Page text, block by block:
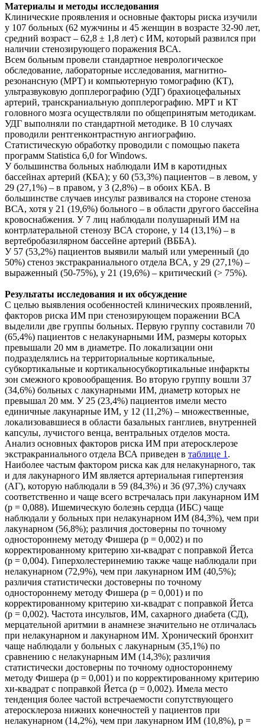
Материалы и методы исследования
Клинические проявления и основные факторы риска изучили
у 107 больных (62 мужчины и 45 женщин в возрасте 32-90 лет,
средний возраст – 62,8 ± 1,8 лет) с ИМ, который развился при
наличии стенозирующего поражения ВСА.
Всем больным провели стандартное неврологическое
обследование, лабораторные исследования, магнитно-
резонансную (МРТ) и компьютерную томографию (КТ),
ультразвуковую допплерографию (УДГ) брахиоцефальных
артерий, транскраниальную допплерографию. МРТ и КТ
головного мозга осуществляли по общепринятым методикам.
УДГ выполняли по стандартной методике. В 10 случаях
проводили рентгенконтрастную ангиографию.
Статистическую обработку проводили с помощью пакета
программ Statistica 6,0 for Windows.
У большинства больных наблюдали ИМ в каротидных
бассейнах артерий (КБА); у 60 (53,3%) пациентов – в левом, у
29 (27,1%) – в правом, у 3 (2,8%) – в обоих КБА. В
большинстве случаев инсульт развивался на стороне стеноза
ВСА, хотя у 21 (19,6%) больного – в области другого бассейна
кровоснабжения. У 7 лиц наблюдали полушарный ИМ на
контрлатеральной стенозу ВСА стороне, у 14 (13,1%) – в
вертебробазилярном бассейне артерий (ВББА).
У 57 (53,2%) пациентов выявили малый или умеренный (до
50%) стеноз экстракраниального отдела ВСА, у 29 (27,1%) –
выраженный (50-75%), у 21 (19,6%) – критический (> 75%).
Результаты исследования и их обсуждение
С целью выявления особенностей клинических проявлений,
факторов риска ИМ при стенозирующем поражении ВСА
выделили две группы больных. Первую группу составили 70
(65,4%) пациентов с нелакунарными ИМ, размеры которых
превышали 20 мм в диаметре. По локализации они
подразделялись на территориальные кортикальные,
субкортикальные и кортикальносубкортикальные инфаркты
зон смежного кровообращения. Во вторую группу вошли 37
(34,6%) больных с лакунарными ИМ, диаметр которых не
превышал 20 мм. У 25 (23,4%) пациентов имели место
единичные лакунарные ИМ, у 12 (11,2%) – множественные,
локализовавшиеся в области базальных ганглиев, внутренней
капсулы, лучистого венца, вентральных отделов моста.
Анализ основных факторов риска ИМ при атеросклерозе
экстракраниального отдела ВСА приведен в таблице 1 .
Наиболее частым фактором риска как для нелакунарного, так
и для лакунарного ИМ является артериальная гипертензия
(АГ), которую наблюдали в 59 (84,3%) и 36 (97,3%) случаях
соответственно и чаще всего встречалась при лакунарном ИМ
(р = 0,088). Ишемическую болезнь сердца (ИБС) чаще
наблюдали у больных при нелакунарном ИМ (84,3%), чем при
лакунарном (56,8%); различия достоверны по точному
одностороннему методу Фишера (р = 0,002) и по
корректированному критерию хи-квадрат с поправкой Йетса
(р = 0,004). Гиперхолестеринемию также чаще наблюдали при
нелакунарном (72,9%), чем при лакунарном ИМ (40,5%);
различия статистически достоверны по точному
одностороннему методу Фишера (р = 0,001) и по
корректированному критерию хи-квадрат с поправкой Йетса
(р = 0,002). Частота инсультов, ИМ, сахарного диабета (СД),
мерцательной аритмии в анамнезе значительно не отличалась
при нелакунарном и лакунарном ИМ. Хронический бронхит
чаще наблюдали у больных с лакунарным (35,1%) по
сравнению с нелакунарным ИМ (14,3%); различия
статистически достоверны по точному одностороннему
методу Фишера (р = 0,001) и по корректированному критерию
хи-квадрат с поправкой Йетса (р = 0,002). Имела место
тенденция более частой встречаемости сопутствующего
атеросклероза нижних конечностей у пациентов при
нелакунарном (14,2%), чем при лакунарном ИМ (10,8%), р =